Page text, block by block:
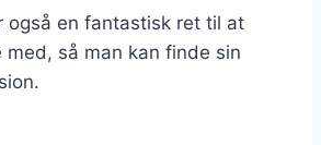
også en fantastisk ret til at
med, så man kan finde sin